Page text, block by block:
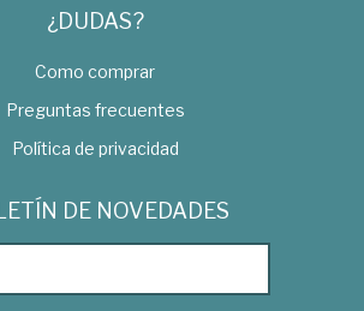
¿DUDAS?
Como comprar
Preguntas frecuentes
Política de privacidad
DE NOVEDADES